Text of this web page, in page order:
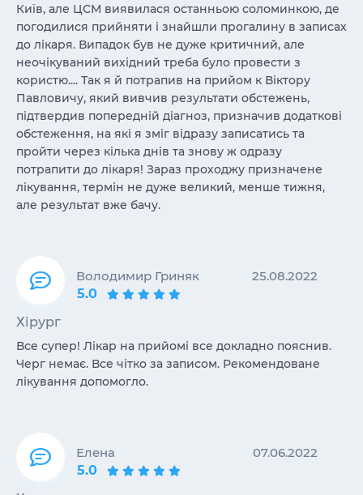
Київ, але ЦСМ виявилася останньою соломинкою, де
погодилися прийняти і знайшли прогалину в записах
до лікаря. Випадок був не дуже критичний, але
неочікуваний вихідний треба було провести з
користю.... Так я й потрапив на прийом к Віктору
Павловичу, який вивчив результати обстежень,
підтвердив попередній діагноз, призначив додаткові
обстеження, на які я зміг відразу записатись та
пройти через кілька днів та знову ж одразу
потрапити до лікаря! Зараз проходжу призначене
лікування, термін не дуже великий, менше тижня,
але результат вже бачу.
Володимир Гриняк
25.08.2022
5.0
Хірург
Все супер! Лікар на прийомі все докладно пояснив.
Черг немає. Все чітко за записом. Рекомендоване
лікування допомогло.
Елена
07.06.2022
5.0